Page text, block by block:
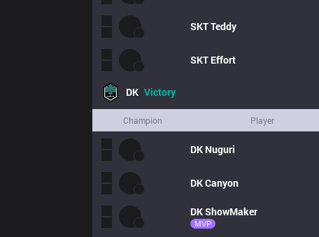
SKTTeddy
SKT Effort
DK Victory
Champion Player
DK Nuguri
DKCanyon
DKShowMaker
MVP